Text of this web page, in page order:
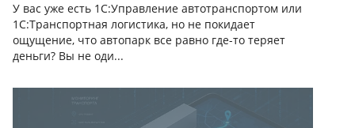
У вас уже есть 1С:Управление автотранспортом или
1С:Транспортная логистика, но не покидает
ощущение, что автопарк все равно где-то теряет
деньги? Вы не оди...